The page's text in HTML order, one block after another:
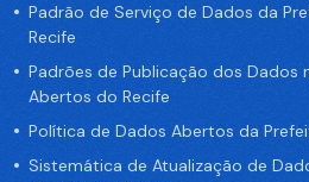
Padrão de Serviço de Dados da
Recife
Padrões de Publicação dos Dados
Abertos do Recife
Política de Dados Abertos da
Sistemática de Atualização de